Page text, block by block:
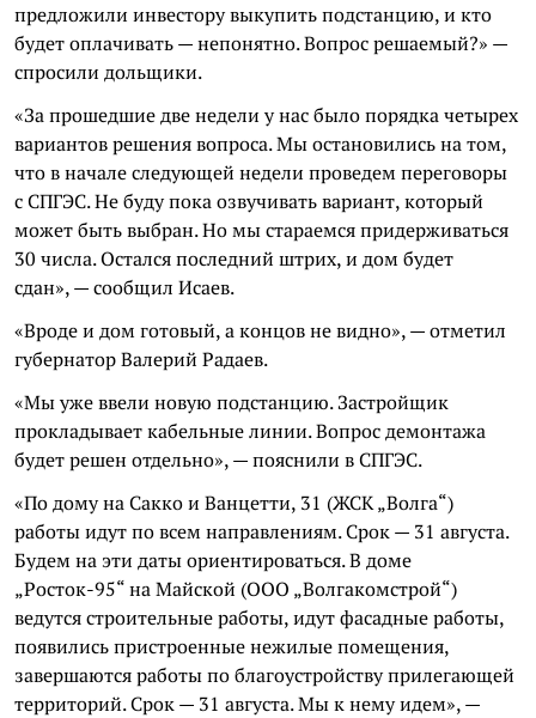
предложили инвестору выкупить подстанцию, и кто
будет оплачивать — непонятно. Вопрос решаемый?» —
спросили дольщики.
«За прошедшие две недели у нас было порядка четырех
вариантов решения вопроса. Мы остановились на том,
что в начале следующей недели проведем переговоры
с СПГЭС. Не буду пока озвучивать вариант, который
может быть выбран. Но мы стараемся придерживаться
30 числа. Остался последний штрих, и дом будет
сдан», — сообщил Исаев.
«Вроде и дом готовый, а концов не видно», — отметил
губернатор Валерий Радаев.
«Мы уже ввели новую подстанцию. Застройщик
прокладывает кабельные линии. Вопрос демонтажа
будет решен отдельно», — пояснили в СПГЭС.
«По дому на Сакко и Ванцетти, 31 (ЖСК „Волга“)
работы идут по всем направлениям. Срок — 31 августа.
Будем на эти даты ориентироваться. В доме
„Росток-95“ на Майской (ООО „Волгакомстрой“)
ведутся строительные работы, идут фасадные работы,
появились пристроенные нежилые помещения,
завершаются работы по благоустройству прилегающей
территорий. Срок — 31 августа. Мы к нему идем», —